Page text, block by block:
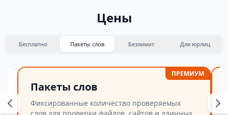
Цены
Бесплатно Пакеты слов Безлимит Для юрлиц
ПРЕМИУМ
Пакеты слов
Фиксированные количество проверяемых